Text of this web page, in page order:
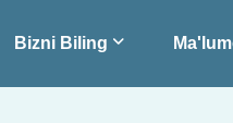
Bizni Biling